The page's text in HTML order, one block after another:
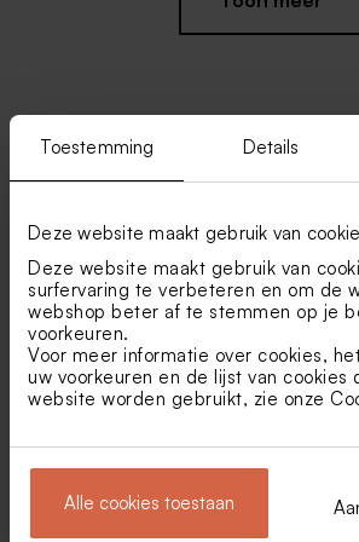
Toestemming Details
Deze website maakt gebruik van
Deze website maakt gebruik van
surfervaring te verbeteren en om de
webshop beter af te stemmen op je
voorkeuren.
Voor meer informatie over cookies,
uw voorkeuren en de lijst van cookies
website worden gebruikt, zie onze
Alle cookies toestaan
green
Eucalyptus zeepvlokken
Vind je misschien ook leuk
Rond velvet traktatiedoosje
gelaserd
Velvet